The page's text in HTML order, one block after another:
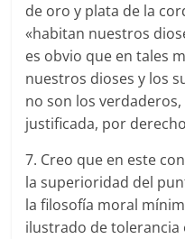
de oro y plata de la
«habitan nuestros
es obvio que en tales
nuestros dioses y los
no son los
justificada, por
7. Creo que en este
la superioridad del
la filosofía moral
ilustrado de tolerancia